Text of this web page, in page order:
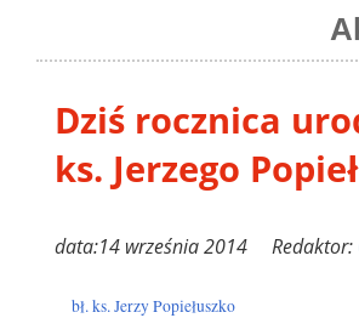
Dziś rocznica
ks. Jerzego
data:14 września 2014 Redaktor:
bł. ks. Jerzy Popiełuszko